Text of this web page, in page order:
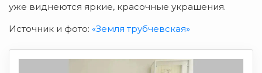
уже виднеются яркие, красочные украшения.
Источник и фото: «Земля трубчевская»